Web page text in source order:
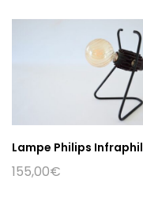
Lampe Philips Infraphil
155,00€